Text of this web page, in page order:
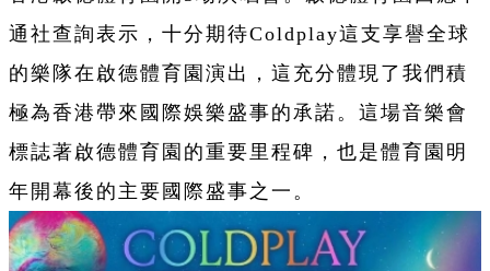
通社查詢表示，十分期待Coldplay這支享譽全球
的樂隊在啟德體育園演出，這充分體現了我們積
極為香港帶來國際娛樂盛事的承諾。這場音樂會
標誌著啟德體育園的重要里程碑，也是體育園明
年開幕後的主要國際盛事之一。